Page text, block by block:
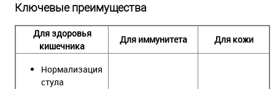
Ключевые преимущества
Для здоровья
кишечника
Для иммунитета Для кожи
Нормализация
стула